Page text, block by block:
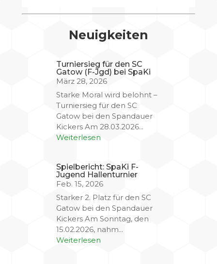
Neuigkeiten
Turniersieg für den SC
Gatow (F-Jgd) bei SpaKi
März 28, 2026
Starke Moral wird belohnt –
Turniersieg für den SC
Gatow bei den Spandauer
Kickers Am 28.03.2026...
Weiterlesen
Spielbericht: SpaKi F-
Jugend Hallenturnier
Feb. 15, 2026
Starker 2. Platz für den SC
Gatow bei den Spandauer
Kickers Am Sonntag, den
15.02.2026, nahm...
Weiterlesen